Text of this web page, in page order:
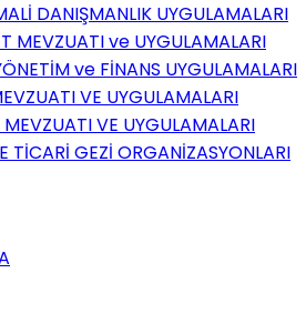
DANIŞMANLIK UYGULAMALARI
MEVZUATI ve UYGULAMALARI
ve FİNANS UYGULAMALARI
VE UYGULAMALARI
MEVZUATI VE UYGULAMALARI
TİCARİ GEZİ ORGANİZASYONLARI